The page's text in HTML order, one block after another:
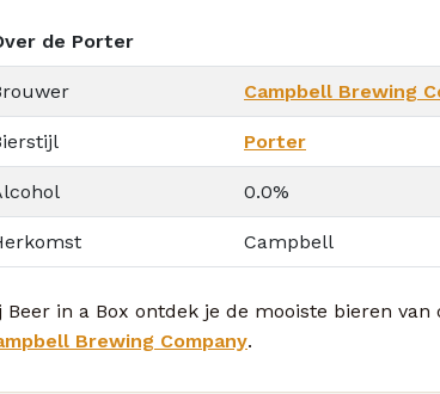
de Porter
Campbell Brewing
Porter
0.0%
Campbell
Beer in a Box ontdek je de mooiste bieren
Brewing Company.